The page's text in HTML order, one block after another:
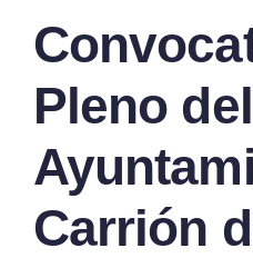
grande
Pleno del
Carrión